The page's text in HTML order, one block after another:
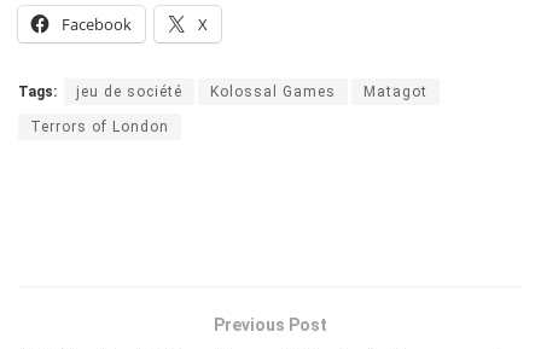
Facebook X
Tags: jeu de société Kolossal Games Matagot
Terrors of London
Previous Post